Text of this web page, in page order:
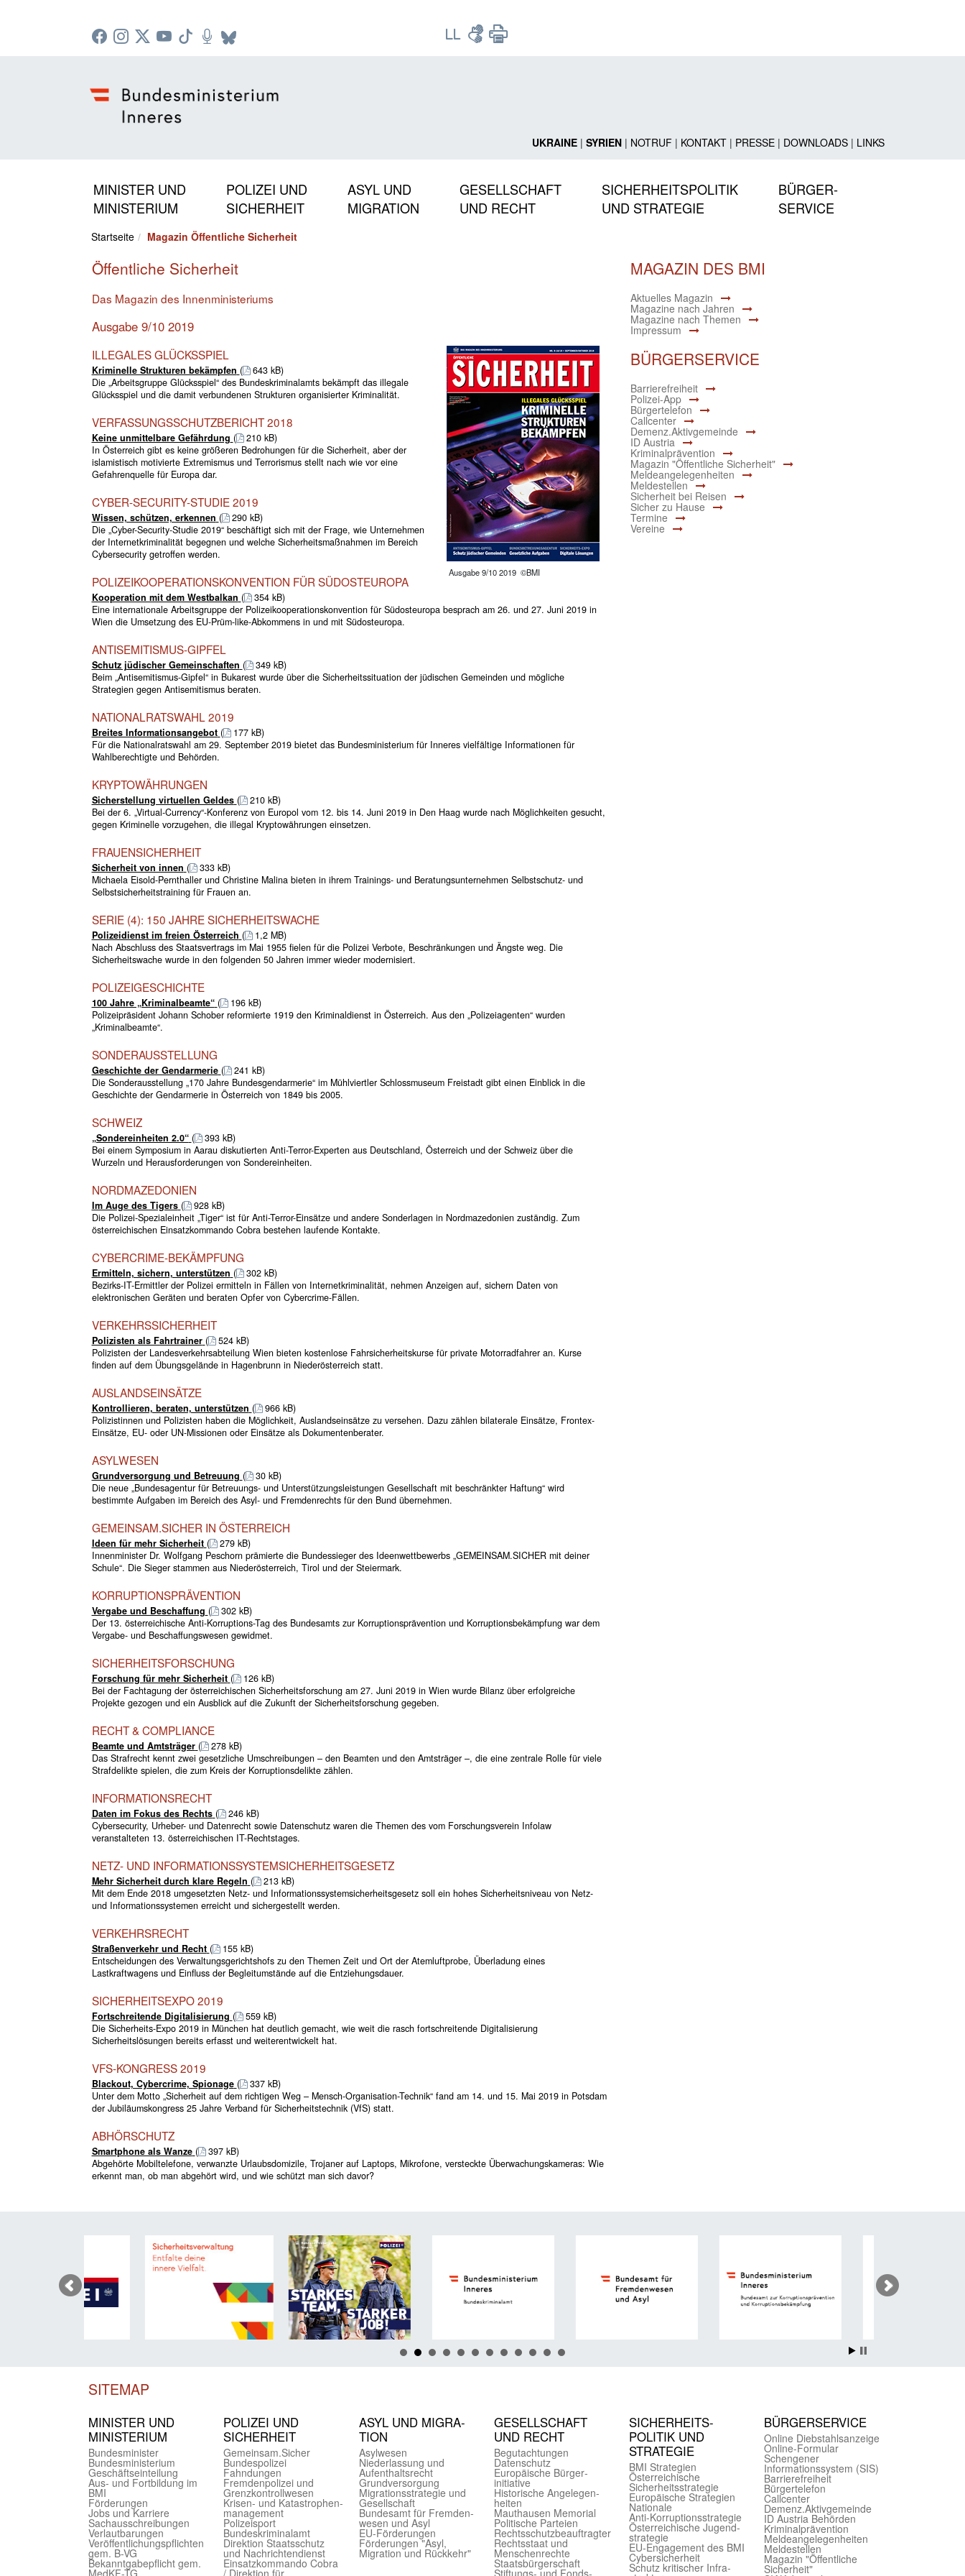
UKRAINE| SYRIEN| NOTRUF| KONTAKT| PRESSE| DOWNLOADS| LINKS
MINISTER UND
MINISTERIUM
POLIZEI UND
SICHERHEIT
ASYL UND
MIGRATION
GESELLSCHAFT
UND RECHT
SICHERHEITSPOLITIK
UND STRATEGIE
BÜRGER-
SERVICE
Startseite Magazin Öffentliche Sicherheit
Öffentliche Sicherheit
Das Magazin des Innenministeriums
Ausgabe 9/10 2019
Ausgabe 9/10 2019 ©BMI
ILLEGALES GLÜCKSSPIEL
Kriminelle Strukturen bekämpfen (
643 kB)
Die „Arbeitsgruppe Glücksspiel“ des Bundeskriminalamts bekämpft das illegale
Glücksspiel und die damit verbundenen Strukturen organisierter Kriminalität.
VERFASSUNGSSCHUTZBERICHT 2018
Keine unmittelbare Gefährdung (
210 kB)
In Österreich gibt es keine größeren Bedrohungen für die Sicherheit, aber der
islamistisch motivierte Extremismus und Terrorismus stellt nach wie vor eine
Gefahrenquelle für Europa dar.
CYBER-SECURITY-STUDIE 2019
Wissen, schützen, erkennen (
290 kB)
Die „Cyber-Security-Studie 2019“ beschäftigt sich mit der Frage, wie Unternehmen
der Internetkriminalität begegnen und welche Sicherheitsmaßnahmen im Bereich
Cybersecurity getroffen werden.
POLIZEIKOOPERATIONSKONVENTION FÜR SÜDOSTEUROPA
Kooperation mit dem Westbalkan (
354 kB)
Eine internationale Arbeitsgruppe der Polizeikooperationskonvention für Südosteuropa besprach am 26. und 27. Juni 2019 in
Wien die Umsetzung des EU-Prüm-like-Abkommens in und mit Südosteuropa.
ANTISEMITISMUS-GIPFEL
Schutz jüdischer Gemeinschaften (
349 kB)
Beim „Antisemitismus-Gipfel“ in Bukarest wurde über die Sicherheitssituation der jüdischen Gemeinden und mögliche
Strategien gegen Antisemitismus beraten.
NATIONALRATSWAHL 2019
Breites Informationsangebot (
177 kB)
Für die Nationalratswahl am 29. September 2019 bietet das Bundesministerium für Inneres vielfältige Informationen für
Wahlberechtigte und Behörden.
KRYPTOWÄHRUNGEN
Sicherstellung virtuellen Geldes (
210 kB)
Bei der 6. „Virtual-Currency“-Konferenz von Europol vom 12. bis 14. Juni 2019 in Den Haag wurde nach Möglichkeiten gesucht,
gegen Kriminelle vorzugehen, die illegal Kryptowährungen einsetzen.
FRAUENSICHERHEIT
Sicherheit von innen (
333 kB)
Michaela Eisold-Pernthaller und Christine Malina bieten in ihrem Trainings- und Beratungsunternehmen Selbstschutz- und
Selbstsicherheitstraining für Frauen an.
SERIE (4): 150 JAHRE SICHERHEITSWACHE
Polizeidienst im freien Österreich (
1,2 MB)
Nach Abschluss des Staatsvertrags im Mai 1955 fielen für die Polizei Verbote, Beschränkungen und Ängste weg. Die
Sicherheitswache wurde in den folgenden 50 Jahren immer wieder modernisiert.
POLIZEIGESCHICHTE
100 Jahre „Kriminalbeamte“ (
196 kB)
Polizeipräsident Johann Schober reformierte 1919 den Kriminaldienst in Österreich. Aus den „Polizeiagenten“ wurden
„Kriminalbeamte“.
SONDERAUSSTELLUNG
Geschichte der Gendarmerie (
241 kB)
Die Sonderausstellung „170 Jahre Bundesgendarmerie“ im Mühlviertler Schlossmuseum Freistadt gibt einen Einblick in die
Geschichte der Gendarmerie in Österreich von 1849 bis 2005.
SCHWEIZ
„Sondereinheiten 2.0“ (
393 kB)
Bei einem Symposium in Aarau diskutierten Anti-Terror-Experten aus Deutschland, Österreich und der Schweiz über die
Wurzeln und Herausforderungen von Sondereinheiten.
NORDMAZEDONIEN
Im Auge des Tigers (
928 kB)
Die Polizei-Spezialeinheit „Tiger“ ist für Anti-Terror-Einsätze und andere Sonderlagen in Nordmazedonien zuständig. Zum
österreichischen Einsatzkommando Cobra bestehen laufende Kontakte.
CYBERCRIME-BEKÄMPFUNG
Ermitteln, sichern, unterstützen (
302 kB)
Bezirks-IT-Ermittler der Polizei ermitteln in Fällen von Internetkriminalität, nehmen Anzeigen auf, sichern Daten von
elektronischen Geräten und beraten Opfer von Cybercrime-Fällen.
VERKEHRSSICHERHEIT
Polizisten als Fahrtrainer (
524 kB)
Polizisten der Landesverkehrsabteilung Wien bieten kostenlose Fahrsicherheitskurse für private Motorradfahrer an. Kurse
finden auf dem Übungsgelände in Hagenbrunn in Niederösterreich statt.
AUSLANDSEINSÄTZE
Kontrollieren, beraten, unterstützen (
966 kB)
Polizistinnen und Polizisten haben die Möglichkeit, Auslandseinsätze zu versehen. Dazu zählen bilaterale Einsätze, Frontex-
Einsätze, EU- oder UN-Missionen oder Einsätze als Dokumentenberater.
ASYLWESEN
Grundversorgung und Betreuung (
30 kB)
Die neue „Bundesagentur für Betreuungs- und Unterstützungsleistungen Gesellschaft mit beschränkter Haftung“ wird
bestimmte Aufgaben im Bereich des Asyl- und Fremdenrechts für den Bund übernehmen.
GEMEINSAM.SICHER IN ÖSTERREICH
Ideen für mehr Sicherheit (
279 kB)
Innenminister Dr. Wolfgang Peschorn prämierte die Bundessieger des Ideenwettbewerbs „GEMEINSAM.SICHER mit deiner
Schule“. Die Sieger stammen aus Niederösterreich, Tirol und der Steiermark.
KORRUPTIONSPRÄVENTION
Vergabe und Beschaffung (
302 kB)
Der 13. österreichische Anti-Korruptions-Tag des Bundesamts zur Korruptionsprävention und Korruptionsbekämpfung war dem
Vergabe- und Beschaffungswesen gewidmet.
SICHERHEITSFORSCHUNG
Forschung für mehr Sicherheit (
126 kB)
Bei der Fachtagung der österreichischen Sicherheitsforschung am 27. Juni 2019 in Wien wurde Bilanz über erfolgreiche
Projekte gezogen und ein Ausblick auf die Zukunft der Sicherheitsforschung gegeben.
RECHT & COMPLIANCE
Beamte und Amtsträger (
278 kB)
Das Strafrecht kennt zwei gesetzliche Umschreibungen – den Beamten und den Amtsträger –, die eine zentrale Rolle für viele
Strafdelikte spielen, die zum Kreis der Korruptionsdelikte zählen.
INFORMATIONSRECHT
Daten im Fokus des Rechts (
246 kB)
Cybersecurity, Urheber- und Datenrecht sowie Datenschutz waren die Themen des vom Forschungsverein Infolaw
veranstalteten 13. österreichischen IT-Rechtstages.
NETZ- UND INFORMATIONSSYSTEMSICHERHEITSGESETZ
Mehr Sicherheit durch klare Regeln (
213 kB)
Mit dem Ende 2018 umgesetzten Netz- und Informationssystemsicherheitsgesetz soll ein hohes Sicherheitsniveau von Netz-
und Informationssystemen erreicht und sichergestellt werden.
VERKEHRSRECHT
Straßenverkehr und Recht (
155 kB)
Entscheidungen des Verwaltungsgerichtshofs zu den Themen Zeit und Ort der Atemluftprobe, Überladung eines
Lastkraftwagens und Einfluss der Begleitumstände auf die Entziehungsdauer.
SICHERHEITSEXPO 2019
Fortschreitende Digitalisierung (
559 kB)
Die Sicherheits-Expo 2019 in München hat deutlich gemacht, wie weit die rasch fortschreitende Digitalisierung
Sicherheitslösungen bereits erfasst und weiterentwickelt hat.
VFS-KONGRESS 2019
Blackout, Cybercrime, Spionage (
337 kB)
Unter dem Motto „Sicherheit auf dem richtigen Weg – Mensch-Organisation-Technik“ fand am 14. und 15. Mai 2019 in Potsdam
der Jubiläumskongress 25 Jahre Verband für Sicherheitstechnik (VfS) statt.
ABHÖRSCHUTZ
Smartphone als Wanze (
397 kB)
Abgehörte Mobiltelefone, verwanzte Urlaubsdomizile, Trojaner auf Laptops, Mikrofone, versteckte Überwachungskameras: Wie
erkennt man, ob man abgehört wird, und wie schützt man sich davor?
MAGAZIN DES BMI
Aktuelles Magazin
Magazine nach Jahren
Magazine nach Themen
Impressum
BÜRGERSERVICE
Barrierefreiheit
Polizei-App
Bürgertelefon
Callcenter
Demenz.Aktivgemeinde
ID Austria
Kriminalprävention
Magazin "Öffentliche Sicherheit"
Meldeangelegenheiten
Meldestellen
Sicherheit bei Reisen
Sicher zu Hause
Termine
Vereine
SITEMAP
MINISTER UND
MINIST­ERIUM
Bundes­minister
Bundes­ministerium
Geschäfts­einteilung
Aus- und Fortbildung im
BMI
Förderungen
Jobs und Karriere
Sachaus­schreibungen
Verlautbarungen
Veröffentlichungspflichten
gem. B-VG
Bekanntgabepflicht gem.
POLIZEI UND
SICHER­HEIT
Gemein­sam.Sicher
Bundes­polizei
Fahndungen
Fremdenpolizei und
Grenzkontrollwesen
Krisen- und Katastrophen­
management
Polizeisport
Bundes­kriminal­amt
Direktion Staats­schutz
und Nach­richten­dienst
Einsatz­kommando Cobra
ASYL UND MIGRA­
TION
Asyl­wesen
Nieder­lassung und
Aufent­halts­recht
Grund­versorgung
Migrations­strategie und
Gesell­schaft
Bundes­amt für Fremden­
wesen und Asyl
EU-Förde­rungen
Förderungen "Asyl,
Migration und Rückkehr"
GE­SELL­SCHAFT
UND RECHT
Begut­achtungen
Daten­schutz
Europäische Bürger­
initiative
Historische Angelegen­
heiten
Mauthausen Memorial
Politische Parteien
Rechts­schutz­beauftragter
Rechts­staat und
Menschen­rechte
Staats­bürger­schaft
SICHER­HEITS­
POLITIK UND
STRATEGIE
BMI Strategien
Öster­reichische
Sicherheits­strategie
Europäische Strategien
Nationale
Anti-Korruptions­strategie
Öster­reichische Jugend­
strategie
EU-Engagement des BMI
Cybersicherheit
Schutz kritischer Infra­
BÜRGER­SERVICE
Online Diebstahls­anzeige
Online-Formular
Schengener
Informationssystem (SIS)
Barriere­freiheit
Bürger­telefon
Call­center
Demenz.Aktiv­gemeinde
ID Austria Behörden
Kriminal­prävention
Melde­an­ge­le­gen­heiten
Meld­estellen
Magazin "Öffentliche
Sicherheit"